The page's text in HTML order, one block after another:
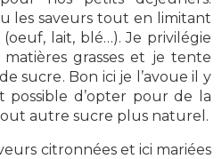
les saveurs tout en limitant
lait, blé…). Je privilégie
grasses et je tente
sucre. Bon ici je l’avoue il y
d’opter pour de la
autre sucre plus naturel.
citronnées et ici mariées